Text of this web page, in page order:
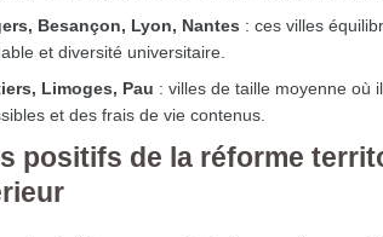
Besançon, Lyon, Nantes : ces villes
et diversité universitaire.
Limoges, Pau : villes de taille moyenne où
et des frais de vie contenus.
positifs de la réforme